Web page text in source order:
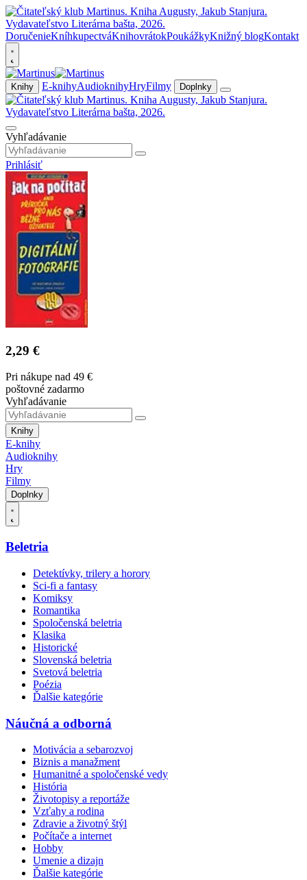
DoručenieKníhkupectváKnihovrátokPoukážkyKnižný blogKontakt
Knihy E-knihyAudioknihyHryFilmy Doplnky
Vyhľadávanie
Prihlásiť
2,29 €
Pri nákupe nad 49 €
poštovné zadarmo
Vyhľadávanie
Knihy
E-knihy
Audioknihy
Hry
Filmy
Doplnky
Beletria
Detektívky, trilery a horory
Sci-fi a fantasy
Komiksy
Romantika
Spoločenská beletria
Klasika
Historické
Slovenská beletria
Svetová beletria
Poézia
Ďalšie kategórie
Náučná a odborná
Motivácia a sebarozvoj
Biznis a manažment
Humanitné a spoločenské vedy
História
Životopisy a reportáže
Vzťahy a rodina
Zdravie a životný štýl
Počítače a internet
Hobby
Umenie a dizajn
Ďalšie kategórie